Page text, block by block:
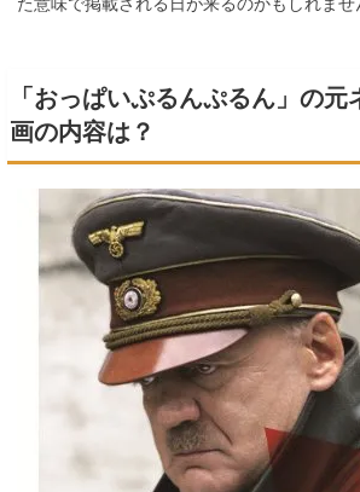
「おっぱいぷるんぷるん」の
画の内容は？